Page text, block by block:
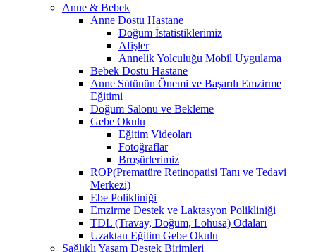
Anne & Bebek
Anne Dostu Hastane
Doğum İstatistiklerimiz
Afişler
Annelik Yolculuğu Mobil Uygulama
Bebek Dostu Hastane
Anne Sütünün Önemi ve Başarılı Emzirme
Eğitimi
Doğum Salonu ve Bekleme
Gebe Okulu
Eğitim Videoları
Fotoğraflar
Broşürlerimiz
ROP(Prematüre Retinopatisi Tanı ve Tedavi
Merkezi)
Ebe Polikliniği
Emzirme Destek ve Laktasyon Polikliniği
TDL (Travay, Doğum, Lohusa) Odaları
Uzaktan Eğitim Gebe Okulu
Sağlıklı Yaşam Destek Birimleri